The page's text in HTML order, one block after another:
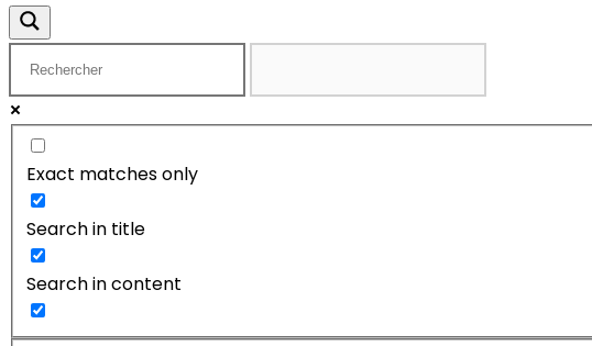
Exact matches only
Search in title
Search in content